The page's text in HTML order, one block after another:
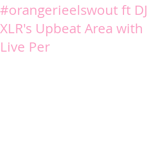
#orangerieelswout ft DJ
XLR's Upbeat Area with
Live Per